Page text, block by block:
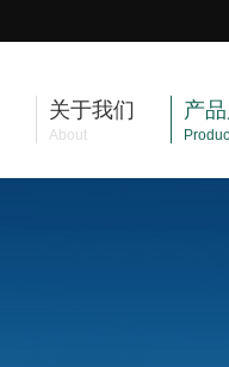
关于我们
About
产